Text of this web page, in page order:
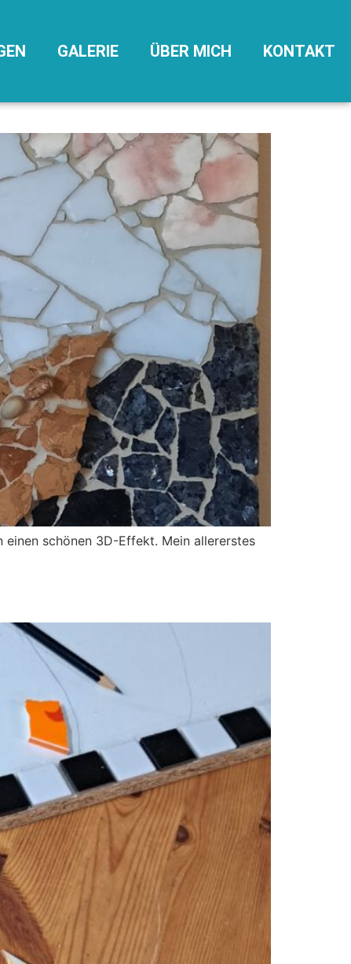
GALERIE ÜBER MICH KONTAKT
schönen 3D-Effekt. Mein allererstes